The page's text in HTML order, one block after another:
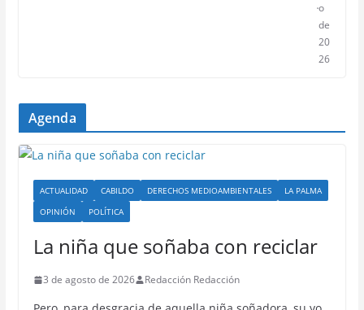
o
de
20
26
Agenda
ACTUALIDAD CABILDO DERECHOS MEDIOAMBIENTALES
LA PALMA
OPINIÓN
POLÍTICA
La niña que soñaba con reciclar
3 de agosto de 2026 Redacción Redacción